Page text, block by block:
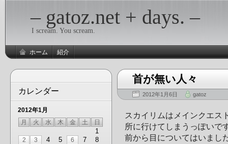
– gatoz.net + days. –
I scream. You scream.
ホーム 紹介
カレンダー
2012年1月
月
火 水 木 金 土 日
1
2 3 4 5 6 7
8
首が無い人々
2012年1月6日 gatoz
スカイリムはメインクエス
所に行けてしまうっぽいで
前から目についてはいまし